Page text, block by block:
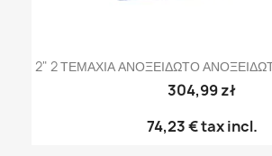
2" 2 ΤΕΜΑΧΙΑ ΑΝΟΞΕΙΔΩΤΟ
304,99 zł
74,23 €tax incl.